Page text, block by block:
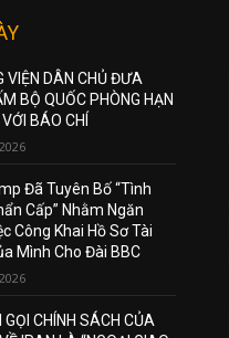
VIỆN DÂN CHỦ ĐƯA
BỘ QUỐC PHÒNG HẠN
BÁO CHÍ
Đã Tuyên Bố “Tình
Cấp” Nhằm Ngăn
Công Khai Hồ Sơ Tài
Mình Cho Đài BBC
GỌI CHÍNH SÁCH CỦA